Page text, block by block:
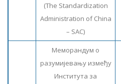
(The Standardization
Administration of China
– SAC)
Меморандум о
разумијевању између
Института за